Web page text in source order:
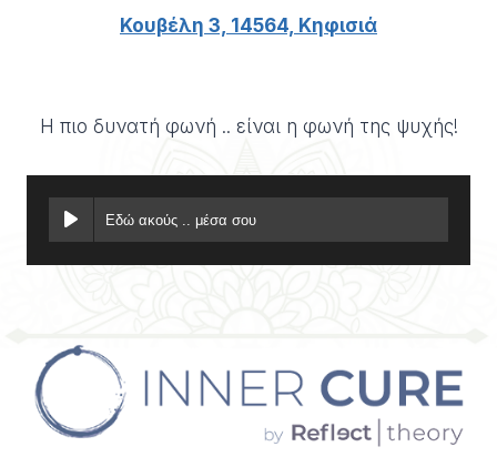
Κουβέλη 3, 14564, Κηφισιά
Η πιο δυνατή φωνή .. είναι η φωνή της ψυχής!
Εδώ ακούς .. μέσα σου